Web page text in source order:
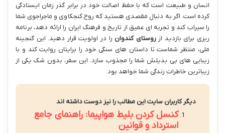
انسان و طبیعت است که با حفظ اصالت خود در برابر گذر زمان ایستادگی
کرده است. اگر به دنبال مقصدی هستید که روح کنجکاوی و ماجراجوی شما
را سیراب کند و تجربه ای عمیق از تاریخ و فرهنگ ایران را ارائه دهد، برنامه
ریزی برای بازدید ازروستای کندوان را در اولویت قرار دهید. این گنجینه
ملی، منتظر شماست تا داستان های سنگی خود را برایتان روایت کند و با
زیبایی های بی بدیلش شما را مجذوب سازد. این سفر، بدون شک یکی از
زیباترین خاطرات زندگی شما خواهد بود.
دیگر کاربران سایت این مطالب را نیز دوست داشته اند
کنسل کردن بلیط هواپیما: راهنمای جامع
استرداد و قوانین